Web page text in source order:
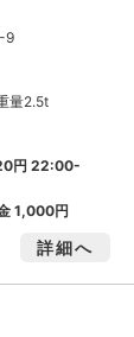
9
量2.5t
円 22:00-
1,000円
詳細へ